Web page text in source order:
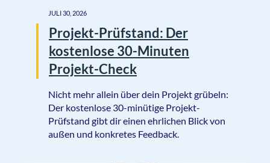
JULI 30, 2026
Projekt-Prüfstand: Der
kostenlose 30-Minuten
Projekt-Check
Nicht mehr allein über dein Projekt grübeln:
Der kostenlose 30-minütige Projekt-
Prüfstand gibt dir einen ehrlichen Blick von
außen und konkretes Feedback.